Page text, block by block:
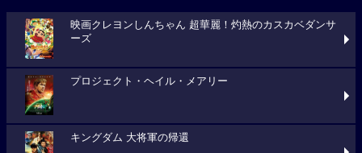
映画クレヨンしんちゃん 超華麗！灼熱のカスカベダンサ
ーズ
プロジェクト・ヘイル・メアリー
キングダム 大将軍の帰還